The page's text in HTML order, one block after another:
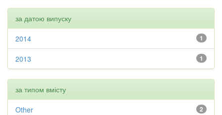
за датою випуску
1
2014
1
2013
за типом вмісту
2
Other